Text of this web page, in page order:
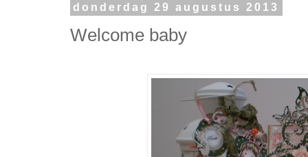
donderdag 29 augustus 2013
Welcome baby